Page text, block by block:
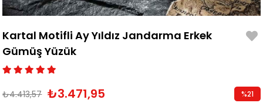
Kartal Motifli Ay Yıldız Jandarma Erkek
Gümüş Yüzük
₺4.413,57 ₺3.471,95 %21